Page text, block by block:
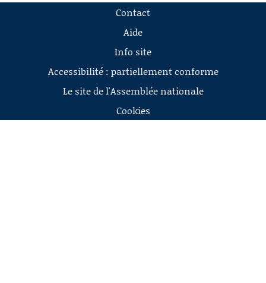
Contact
Aide
Info site
Accessibilité : partiellement conforme
Le site de l'Assemblée nationale
Cookies